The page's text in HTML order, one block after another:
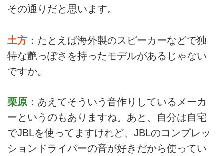
その通りだと思います。
土方 ：たとえば海外製のスピーカーなどで独
特な艶っぽさを持ったモデルがあるじゃない
ですか。
栗原 ：あえてそういう音作りしているメーカ
ーというのもありますね。あと、自分は自宅
でJBLを使ってますけれど、JBLのコンプレッ
ションドライバーの音が好きだから使ってい